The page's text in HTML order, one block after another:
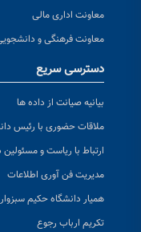
معاونت اداری مالی
معاونت فرهنگی و
دسترسی سریع
بیانیه صیانت از داده ها
ملاقات حضوری با رئیس
ارتباط با ریاست و مسئولین
مدیریت فن آوری اطلاعات
همیار دانشگاه حکیم
تکریم ارباب رجوع